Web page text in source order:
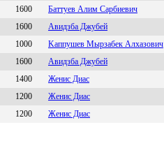
1600 Бaттуев Алим Сaрбиевич
1600 Aвидзбa Джубей
1000
Kаппушев Мырзабек Aлxазoвич
1600 Aвидзбa Джубeй
1400 Женис Диас
1200 Жeнис Диaс
1200 Жeниc Диac